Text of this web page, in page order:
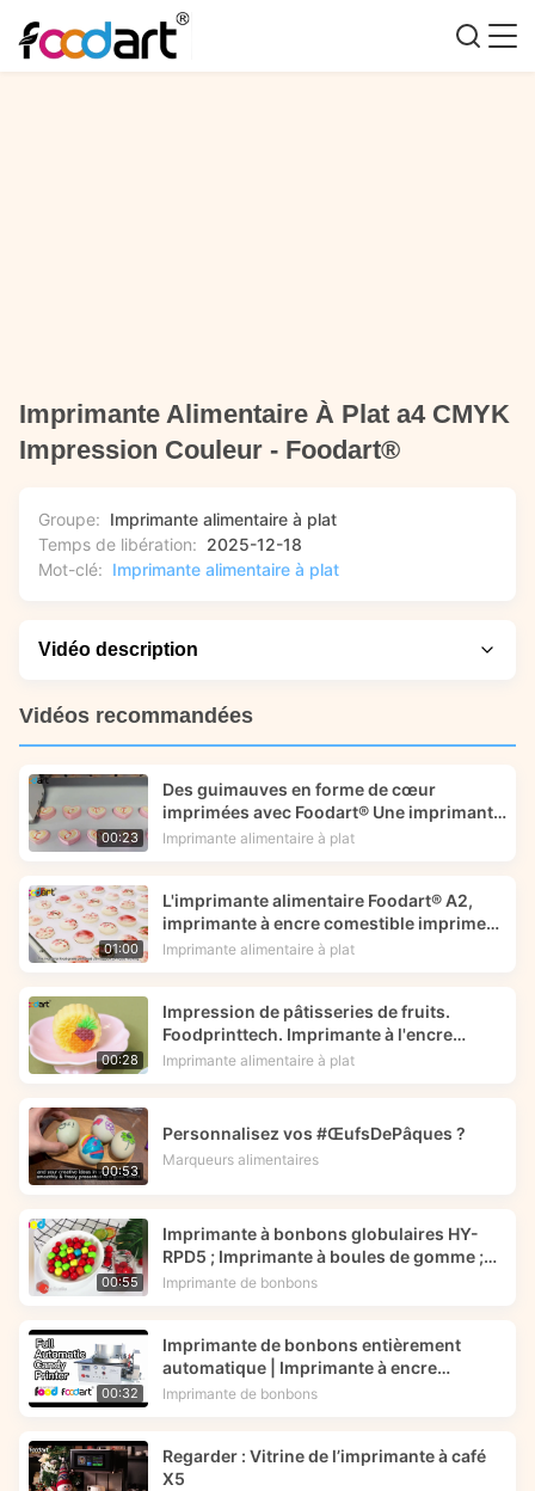
Imprimante Alimentaire À Plat a4 CMYK
Impression Couleur - Foodart®
Groupe: Imprimante alimentaire à plat
Temps de libération: 2025-12-18
Mot-clé: Imprimante alimentaire à plat
Vidéo description
Besoin de réponses rapides sur une utilisation pratique ?
Foodart®, présentant ses capacités d'impression couleur
CMJN haute résolution. Vous verrez comment il crée des
images comestibles éclatantes de qualité photo directement
découvrirez son réglage automatique de la hauteur pour les
articles mesurant jusqu'à 15 cm de haut.
Vidéos recommandées
00:23
Des guimauves en forme de cœur
imprimées avec Foodart® Une imprimante
d'encre comestible Foodprinttech
Imprimante alimentaire à plat
01:00
L'imprimante alimentaire Foodart® A2,
imprimante à encre comestible imprime
une image de fleur sur des macarons.
Imprimante alimentaire à plat
00:28
Impression de pâtisseries de fruits.
Foodprinttech. Imprimante à l'encre
comestible.
Imprimante alimentaire à plat
00:53
Personnalisez vos #ŒufsDePâques ?
Marqueurs alimentaires
00:55
Imprimante à bonbons globulaires HY-
RPD5 ; Imprimante à boules de gomme ;
Encre comestible -- Foodart®
Imprimante de bonbons
00:32
Imprimante de bonbons entièrement
automatique | Imprimante à encre
comestible | Foodart® de Foodprinttech
Imprimante de bonbons
Regarder : Vitrine de l’imprimante à café
X5